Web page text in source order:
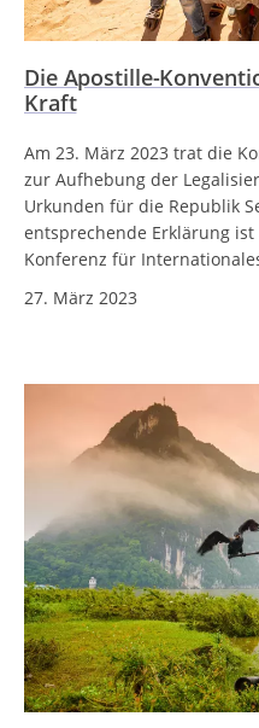
Die Apostille-
Kraft
Am 23. März 2023 trat die
zur Aufhebung der
Urkunden für die Republik
entsprechende Erklärung
Konferenz für
27. März 2023